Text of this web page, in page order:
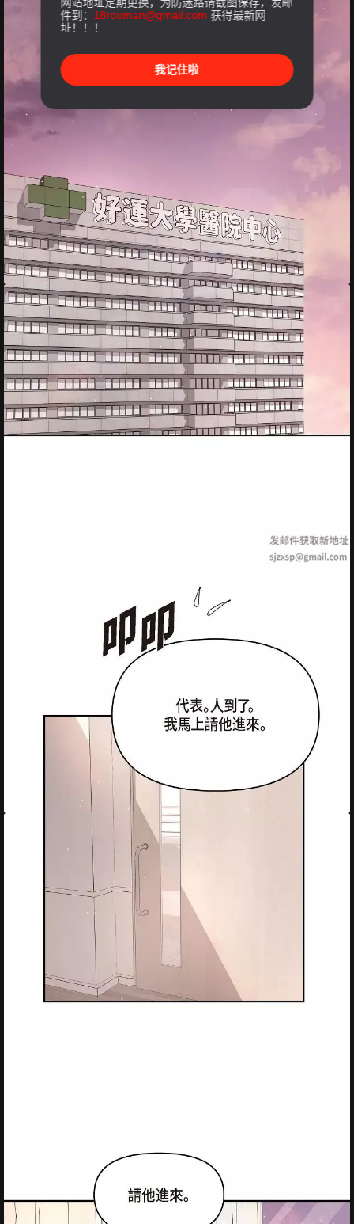
件到： 18rouman@gmail.com 获得最新网
址！！！
我记住啦